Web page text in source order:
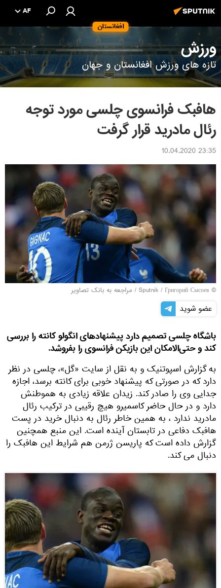
افغانستان
AF
ورزش
تازه های ورزش افغانستان و جهان
هافبک فرانسوی چلسی مورد توجه
رئال مادرید قرار گرفت
23:35 10.04.2020
© Sputnik / Григорий Сысоев
/ مراجعه به بانک تصاویر
عضو شوید
باشگاه چلسی تصمیم دارد پیشنهاد‌های انگولو کانته را بررسی
کند و حتی‌الامکان این بازیکن فرانسوی را بفروشد.
به گزارش اسپوتنیک و به نقل از سایت «گل»، چلسی در نظر
دارد که در صورتی که پیشنهاد خوبی برای کانته برسد، اجازه
جدایی وی را صادر کند. زیدان علاقه زیادی به هموطنش
دارد و در حال حاضر کاسمیرو هیچ رقیبی در ترکیب رئال
مادرید ندارد ، به همین خاطر رئال به دنبال خرید در پست
هافبک دفاعی در تابستان آینده است. این منبع همچنین
گزارش داده است که پاریسن ژرمن هم شرایط این هافبک را
دنبال می کند.